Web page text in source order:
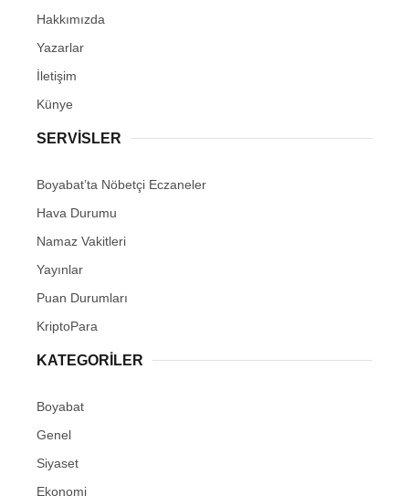
Hakkımızda
Yazarlar
İletişim
Künye
SERVISLER
Boyabat’ta Nöbetçi Eczaneler
Hava Durumu
Namaz Vakitleri
Yayınlar
Puan Durumları
KriptoPara
KATEGORILER
Boyabat
Genel
Siyaset
Ekonomi